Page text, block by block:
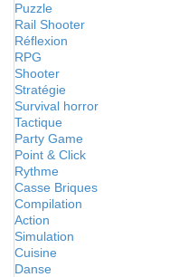
Puzzle
Rail Shooter
Réflexion
RPG
Shooter
Stratégie
Survival horror
Tactique
Party Game
Point & Click
Rythme
Casse Briques
Compilation
Action
Simulation
Cuisine
Danse